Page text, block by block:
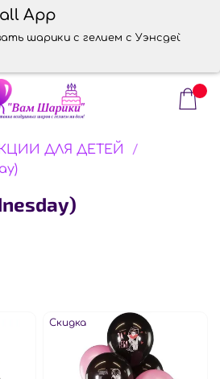
App
шарики с гелием с Уэнсдей
ДЛЯ ДЕТЕЙ
Скидка